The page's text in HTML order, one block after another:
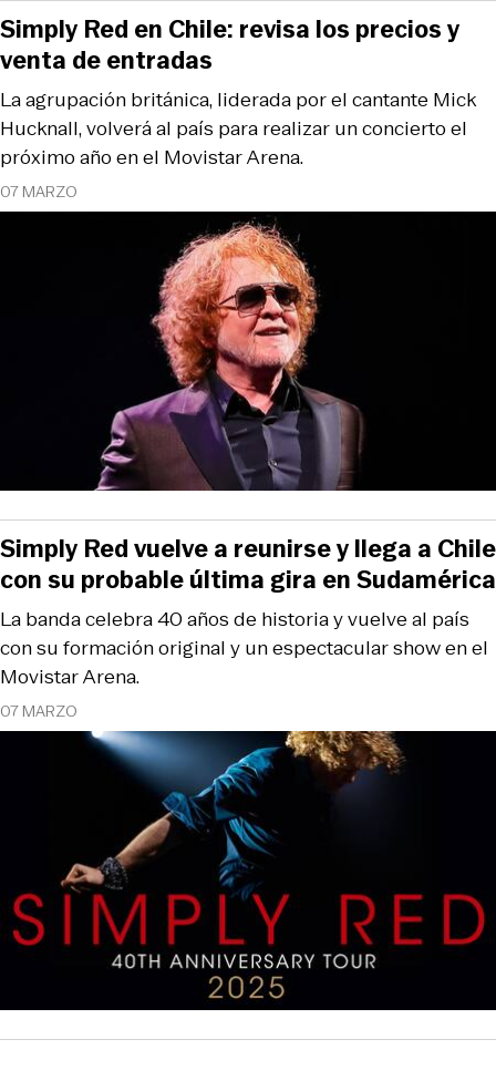
07 MARZO
La agrupación británica, liderada por el cantante Mick
Hucknall, volverá al país para realizar un concierto el
próximo año en el Movistar Arena.
Simply Red en Chile: revisa los precios y
venta de entradas
07 MARZO
La banda celebra 40 años de historia y vuelve al país
con su formación original y un espectacular show en el
Movistar Arena.
Simply Red vuelve a reunirse y llega a Chile
con su probable última gira en Sudamérica